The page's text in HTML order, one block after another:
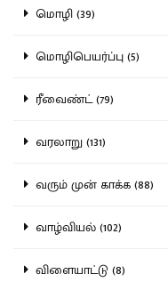
மொழி (39)
மொழிபெயர்ப்பு (5)
ரீவைண்ட் (79)
வரலாறு (131)
வரும் முன் காக்க (88)
வாழ்வியல் (102)
விளையாட்டு (8)